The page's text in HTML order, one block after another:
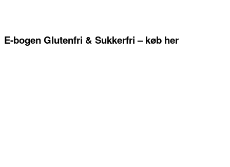
E-bogen Glutenfri & Sukkerfri – køb her